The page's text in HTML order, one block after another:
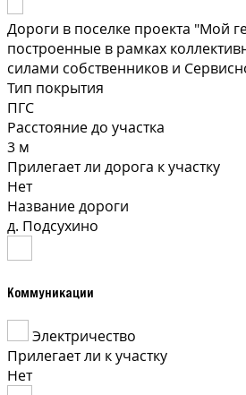
Дороги в поселке проекта "Мой
построенные в рамках
силами собственников и
Тип покрытия
ПГС
Расстояние до участка
3 м
Прилегает ли дорога к участку
Нет
Название дороги
д. Подсухино
Коммуникации
Электричество
Прилегает ли к участку
Нет